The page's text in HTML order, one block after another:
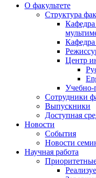
О факультете
Структура
Центр
Учебно-
Сотрудники
Выпускники
Доступная
Новости
События
Новости
Научная работа